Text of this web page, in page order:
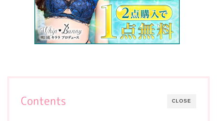
CLOSE
Contents